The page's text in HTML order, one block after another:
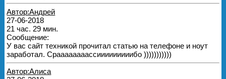
Автор:Андрей
27-06-2018
21 час. 29 мин.
Сообщение:
У вас сайт техникой прочитал статью на телефоне и ноут
заработал. Сраааааааассииииииииибо )))))))))))
Автор:Алиса